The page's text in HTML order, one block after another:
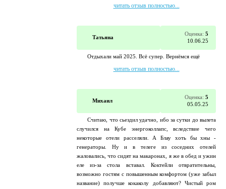
читать отзыв полностью...
Татьяна
Оценка: 5
10.06.25
Отдыхали май 2025. Всё супер. Вернёмся ещё
читать отзыв полностью...
Михаил
Оценка: 5
05.05.25
Считаю, что сьездил удачно, ибо за сутки до вылета
случился на Кубе энергоколлапс, вследствие чего
некоторые отели расселяли. А Блау хоть бы хны -
генераторы. Ну и в телеге из соседних отелей
жаловались, что сидят на макаронах, я же в обед и ужин
еле из-за стола вставал. Коктейли отвратительны,
возможно гостям с повышенным комфортом (уже забыл
название) получше кокаколу добавляют? Чистый ром